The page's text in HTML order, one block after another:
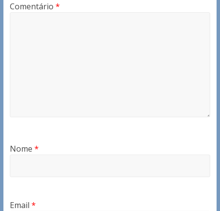
Comentário *
Nome *
Email *